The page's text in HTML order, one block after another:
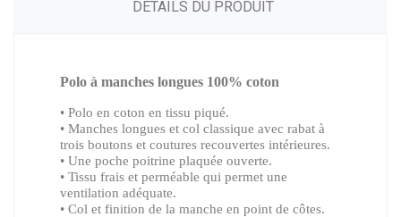
DÉTAILS DU PRODUIT
Polo à manches longues 100% coton
• Polo en coton en tissu piqué.
• Manches longues et col classique avec rabat à
trois boutons et coutures recouvertes intérieures.
• Une poche poitrine plaquée ouverte.
• Tissu frais et perméable qui permet une
ventilation adéquate.
• Col et finition de la manche en point de côtes.